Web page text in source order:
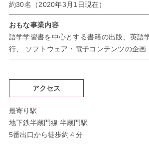
約30名（2020年3月1日現在）
おもな事業内容
語学学習書を中心とする書籍の出版、英語
行、
ソフトウェア・電子コンテンツの企画
アクセス
最寄り駅
地下鉄半蔵門線 半蔵門駅
5番出口から徒歩約４分